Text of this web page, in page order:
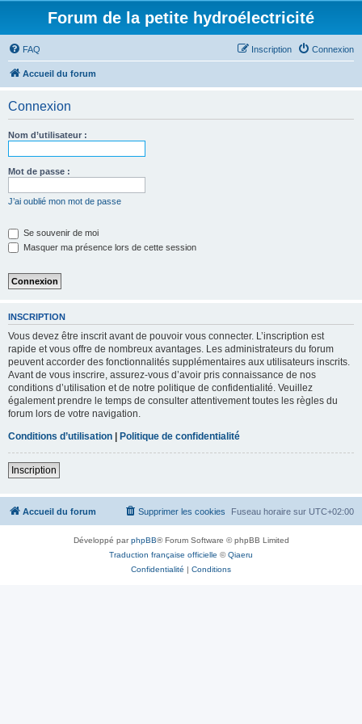
Forum de la petite hydroélectricité
FAQ Connexion
Inscription
Accueil du forum
Connexion
Nom d’utilisateur :
Mot de passe :
J’ai oublié mon mot de passe
Se souvenir de moi
Masquer ma présence lors de cette session
INSCRIPTION
Vous devez être inscrit avant de pouvoir vous connecter. L’inscription est
rapide et vous offre de nombreux avantages. Les administrateurs du forum
peuvent accorder des fonctionnalités supplémentaires aux utilisateurs inscrits.
Avant de vous inscrire, assurez-vous d’avoir pris connaissance de nos
conditions d’utilisation et de notre politique de confidentialité. Veuillez
également prendre le temps de consulter attentivement toutes les règles du
forum lors de votre navigation.
Conditions d’utilisation | Politique de confidentialité
Inscription
Accueil du forum Fuseau horaire sur UTC+02:00
Supprimer les cookies
Développé parphpBB® Forum Software © phpBB Limited
Traduction française officielle ©Qiaeru
Confidentialité | Conditions